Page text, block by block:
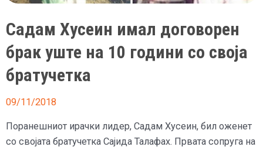
Садам Хусеин имал договорен
брак уште на 10 години со своја
братучетка
09/11/2018
Поранешниот ирачки лидер, Садам Хусеин, бил оженет
со својата братучетка Сајида Талафах. Првата сопруга на